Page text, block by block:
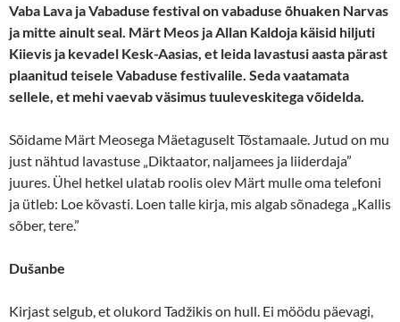
Vaba Lava ja Vabaduse festival on vabaduse õhuaken Narvas
ja mitte ainult seal. Märt Meos ja Allan Kaldoja käisid hiljuti
Kiievis ja kevadel Kesk-Aasias, et leida lavastusi aasta pärast
plaanitud teisele Vabaduse festivalile. Seda vaatamata
sellele, et mehi vaevab väsimus tuuleveskitega võidelda.
Sõidame Märt Meosega Mäetaguselt Tõstamaale. Jutud on mu
just nähtud lavastuse „Diktaator, naljamees ja liiderdaja”
juures. Ühel hetkel ulatab roolis olev Märt mulle oma telefoni
ja ütleb: Loe kõvasti. Loen talle kirja, mis algab sõnadega „Kallis
sõber, tere.”
Dušanbe
Kirjast selgub, et olukord Tadžikis on hull. Ei möödu päevagi,